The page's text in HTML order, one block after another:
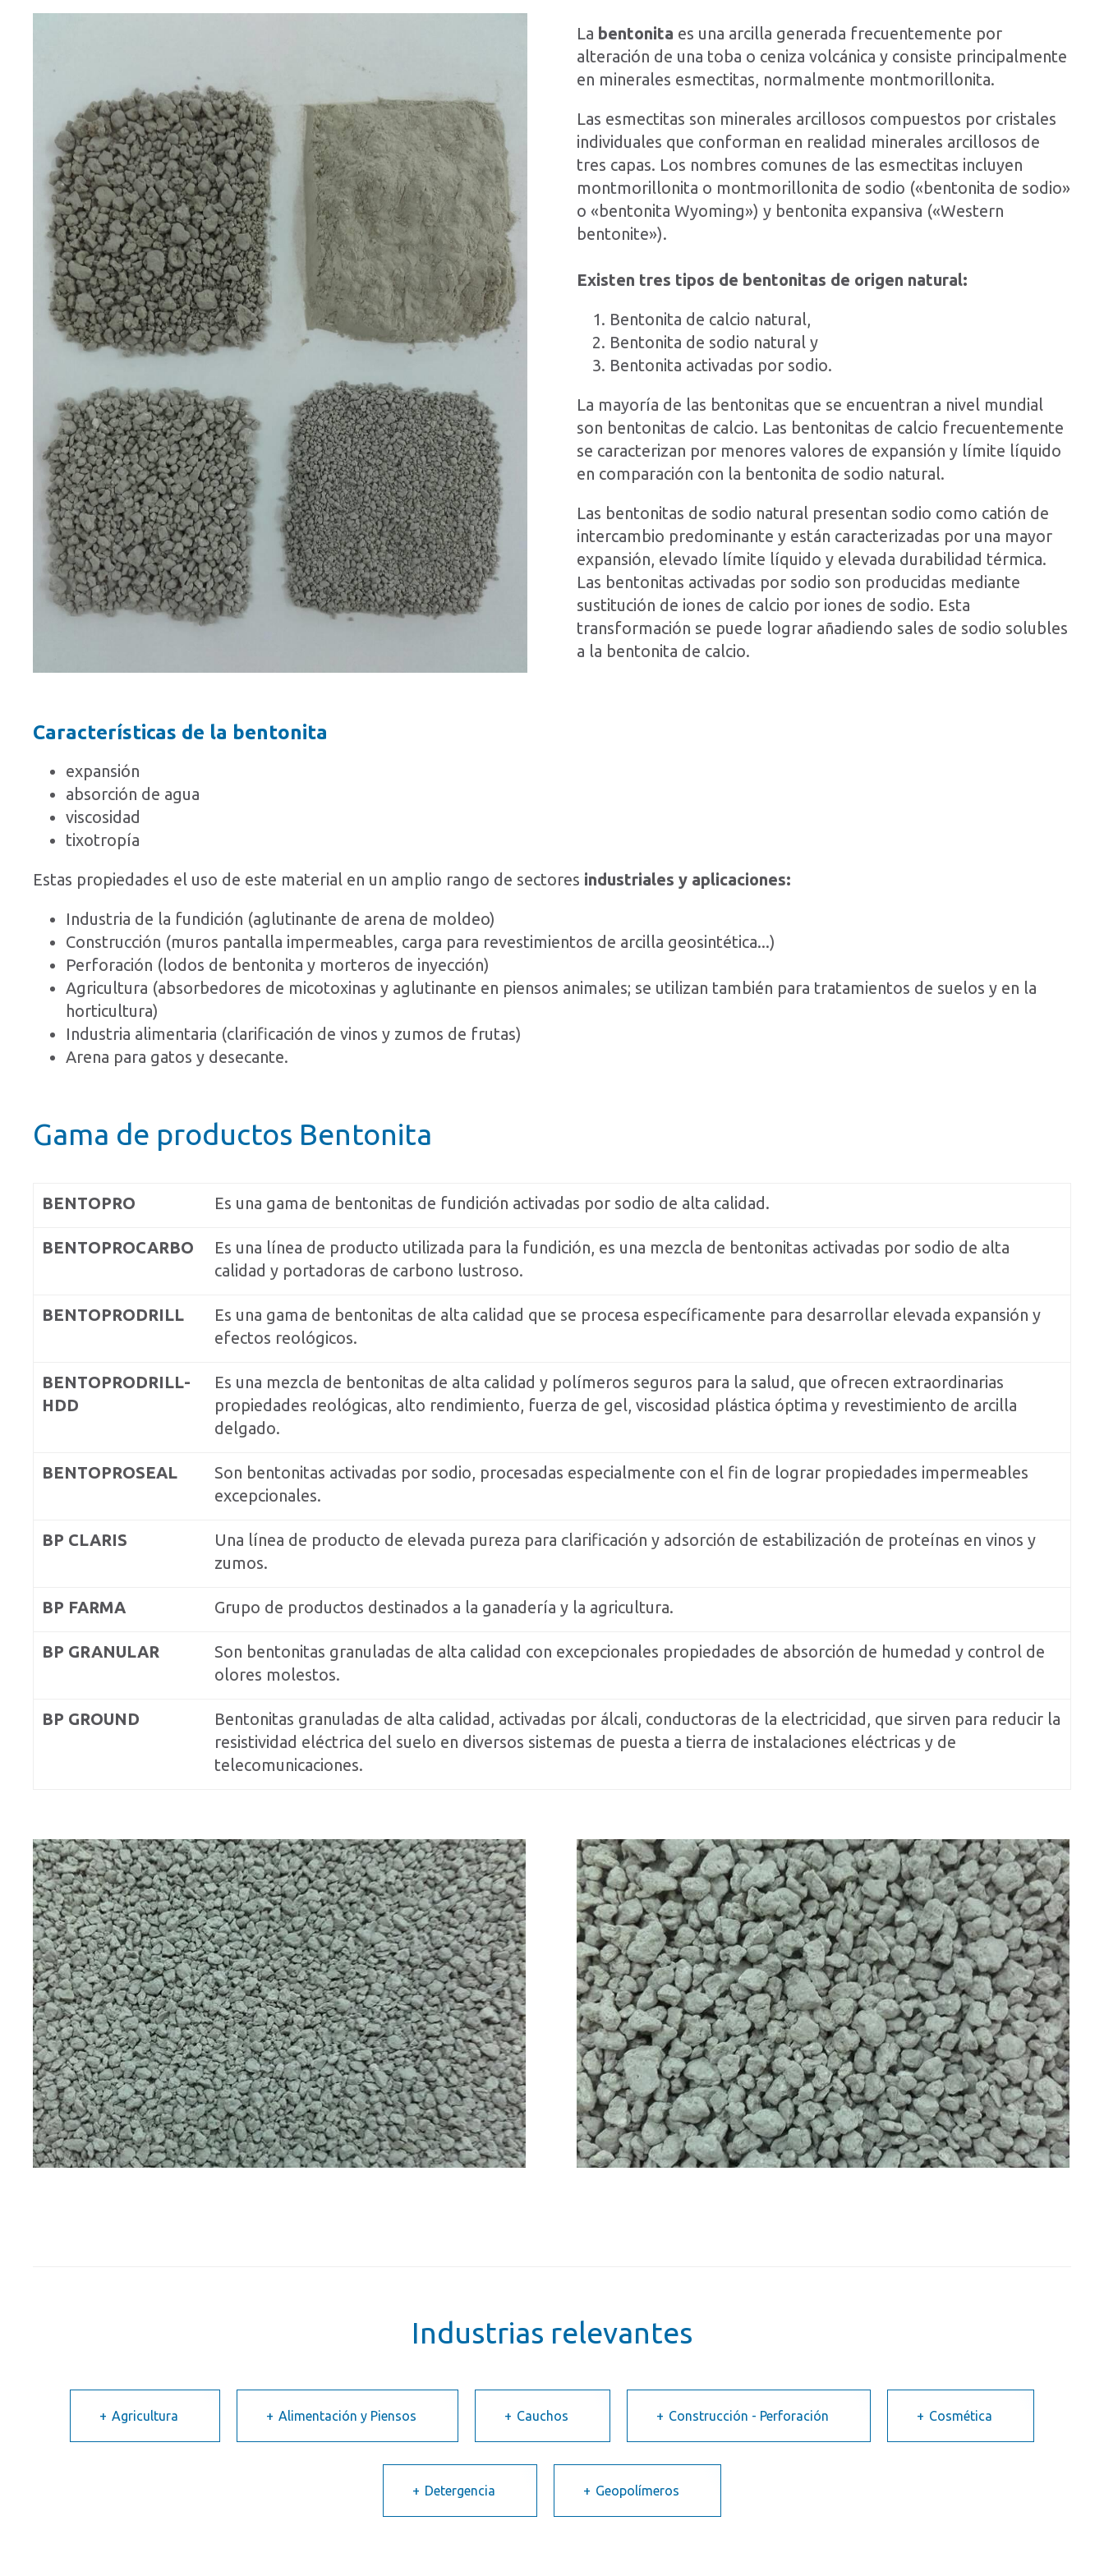
La bentonita es una arcilla generada frecuentemente por
alteración de una toba o ceniza volcánica y consiste principalmente
en minerales esmectitas, normalmente montmorillonita.
Las esmectitas son minerales arcillosos compuestos por cristales
individuales que conforman en realidad minerales arcillosos de
tres capas. Los nombres comunes de las esmectitas incluyen
montmorillonita o montmorillonita de sodio («bentonita de sodio»
o «bentonita Wyoming») y bentonita expansiva («Western
bentonite»).
Existen tres tipos de bentonitas de origen natural:
Bentonita de calcio natural,
Bentonita de sodio natural y
Bentonita activadas por sodio.
La mayoría de las bentonitas que se encuentran a nivel mundial
son bentonitas de calcio. Las bentonitas de calcio frecuentemente
se caracterizan por menores valores de expansión y límite líquido
en comparación con la bentonita de sodio natural.
Las bentonitas de sodio natural presentan sodio como catión de
intercambio predominante y están caracterizadas por una mayor
expansión, elevado límite líquido y elevada durabilidad térmica.
Las bentonitas activadas por sodio son producidas mediante
sustitución de iones de calcio por iones de sodio. Esta
transformación se puede lograr añadiendo sales de sodio solubles
a la bentonita de calcio.
Características de la bentonita
expansión
absorción de agua
viscosidad
tixotropía
Estas propiedades el uso de este material en un amplio rango de sectores industriales y aplicaciones:
Industria de la fundición (aglutinante de arena de moldeo)
Construcción (muros pantalla impermeables, carga para revestimientos de arcilla geosintética...)
Perforación (lodos de bentonita y morteros de inyección)
Agricultura (absorbedores de micotoxinas y aglutinante en piensos animales; se utilizan también para tratamientos de suelos y en la
horticultura)
Industria alimentaria (clarificación de vinos y zumos de frutas)
Arena para gatos y desecante.
Gama de productos Bentonita
BENTOPRO Es una gama de bentonitas de fundición activadas por sodio de alta calidad.
BENTOPROCARBO
Es una línea de producto utilizada para la fundición, es una mezcla de bentonitas activadas por sodio de alta
calidad y portadoras de carbono lustroso.
BENTOPRODRILL
Es una gama de bentonitas de alta calidad que se procesa específicamente para desarrollar elevada expansión y
efectos reológicos.
BENTOPRODRILL-
HDD
Es una mezcla de bentonitas de alta calidad y polímeros seguros para la salud, que ofrecen extraordinarias
propiedades reológicas, alto rendimiento, fuerza de gel, viscosidad plástica óptima y revestimiento de arcilla
delgado.
BENTOPROSEAL
Son bentonitas activadas por sodio, procesadas especialmente con el fin de lograr propiedades impermeables
excepcionales.
BP CLARIS
Una línea de producto de elevada pureza para clarificación y adsorción de estabilización de proteínas en vinos y
zumos.
BP FARMA Grupo de productos destinados a la ganadería y la agricultura.
BP GRANULAR
Son bentonitas granuladas de alta calidad con excepcionales propiedades de absorción de humedad y control de
olores molestos.
BP GROUND
Bentonitas granuladas de alta calidad, activadas por álcali, conductoras de la electricidad, que sirven para reducir la
resistividad eléctrica del suelo en diversos sistemas de puesta a tierra de instalaciones eléctricas y de
telecomunicaciones.
Industrias relevantes
Agricultura Alimentación y Piensos Cauchos Construcción - Perforación Cosmética
Detergencia Geopolímeros